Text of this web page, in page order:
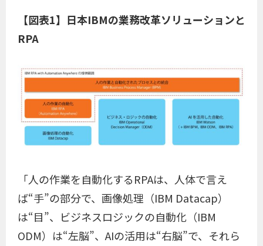
【図表1】日本IBMの業務改革ソリューションと
RPA
「人の作業を自動化するRPAは、人体で言え
ば“手”の部分で、画像処理（IBM Datacap）
は“目”、ビジネスロジックの自動化（IBM
ODM）は“左脳”、AIの活用は“右脳”で、それら